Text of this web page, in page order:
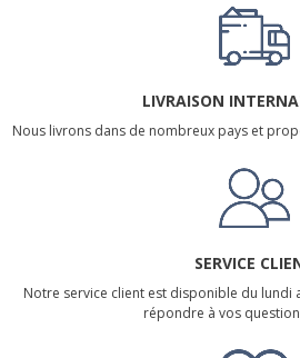
LIVRAISON
Nous livrons dans de nombreux pays et
SERVICE
Notre service client est disponible du lundi
répondre à vos